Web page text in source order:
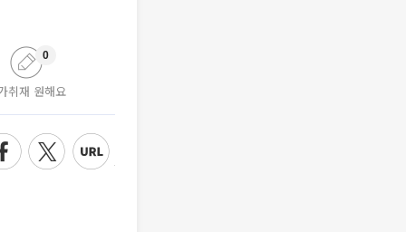
취재 원해요
0